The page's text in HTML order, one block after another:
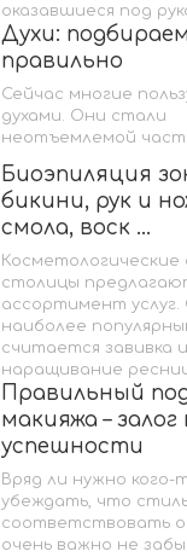
оказавшиеся под
Духи: подбираем
правильно
Духи: подбираем
правильно
Сейчас многие
духами. Они стали
неотъемлемой
Биоэпиляция
бикини, рук и
смола, воск ...
Биоэпиляция
бикини, рук и
смола, воск ...
Косметологические
столицы
ассортимент услуг.
наиболее
считается завивка и
наращивание
Правильный
макияжа –
успешности
Правильный
макияжа –
успешности
Вряд ли нужно кого-
убеждать, что
соответствовать
очень важно не